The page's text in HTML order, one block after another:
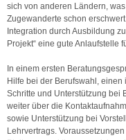
sich von anderen Ländern,
Zugewanderte schon
Integration durch Ausbildung
Projekt“ eine gute Anlaufstelle
In einem ersten
Hilfe bei der Berufswahl,
Schritte und Unterstützung bei
weiter über die
sowie Unterstützung bei
Lehrvertrags.